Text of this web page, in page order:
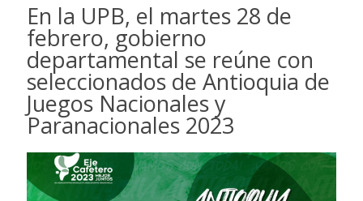
En la UPB, el martes 28 de
febrero, gobierno
departamental se reúne con
seleccionados de Antioquia de
Juegos Nacionales y
Paranacionales 2023